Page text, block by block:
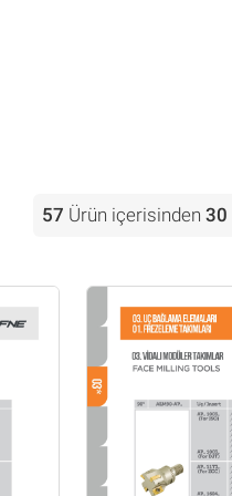
57 Ürün içerisinden 30